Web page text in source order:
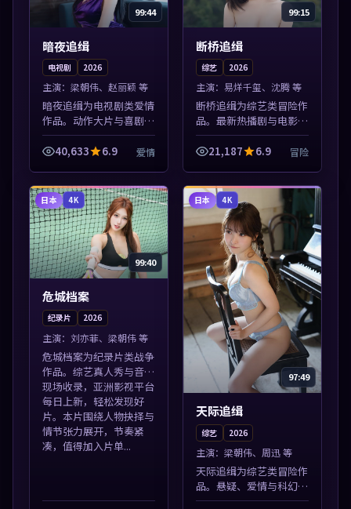
99:44
暗夜追缉
电视剧 2026
主演： 梁朝伟、赵丽颖 等
暗夜追缉为电视剧类爱情
作品。动作大片与喜剧短
片搭配推荐，亚洲影视高
清站，流畅不卡顿。本片
入片单。
40,633 6.9 爱情
99:15
断桥追缉
综艺 2026
主演： 易烊千玺、沈腾 等
断桥追缉为综艺类冒险作
品。最新热播剧与电影片
单推荐，高清画质流畅播
放，每日更新不错过精彩
凑，值得加入...
21,187 6.9 冒险
日本 4K
99:40
危城档案
纪录片 2026
主演： 刘亦菲、梁朝伟 等
危城档案为纪录片类战争
作品。综艺真人秀与音乐
现场收录，亚洲影视平台
每日上新，轻松发现好
片。本片围绕人物抉择与
情节张力展开，节奏紧
凑，值得加入片单...
日本 4K
97:49
天际追缉
综艺 2026
主演： 梁朝伟、周迅 等
天际追缉为综艺类冒险作
品。悬疑、爱情与科幻类
型齐全，热播榜单实时刷